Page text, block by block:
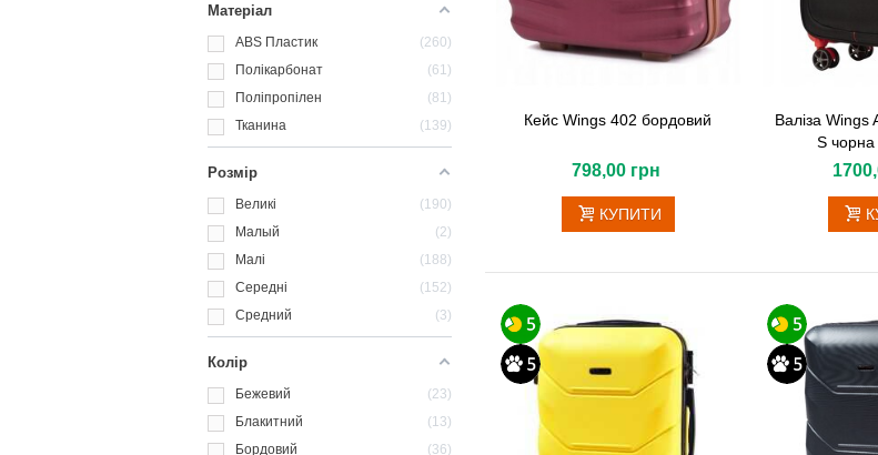
Матеріал
ABS Пластик
260
Полікарбонат
61
Поліпропілен
81
Тканина
139
Розмір
Великі
190
Малый
2
Малі
188
Середні
152
Средний
3
Колір
Бежевий
23
Блакитний
13
Бордовий
36
Кейс Wings 402 бордовий
798,00 грн
КУПИТИ
Валіза Wings
S чорна